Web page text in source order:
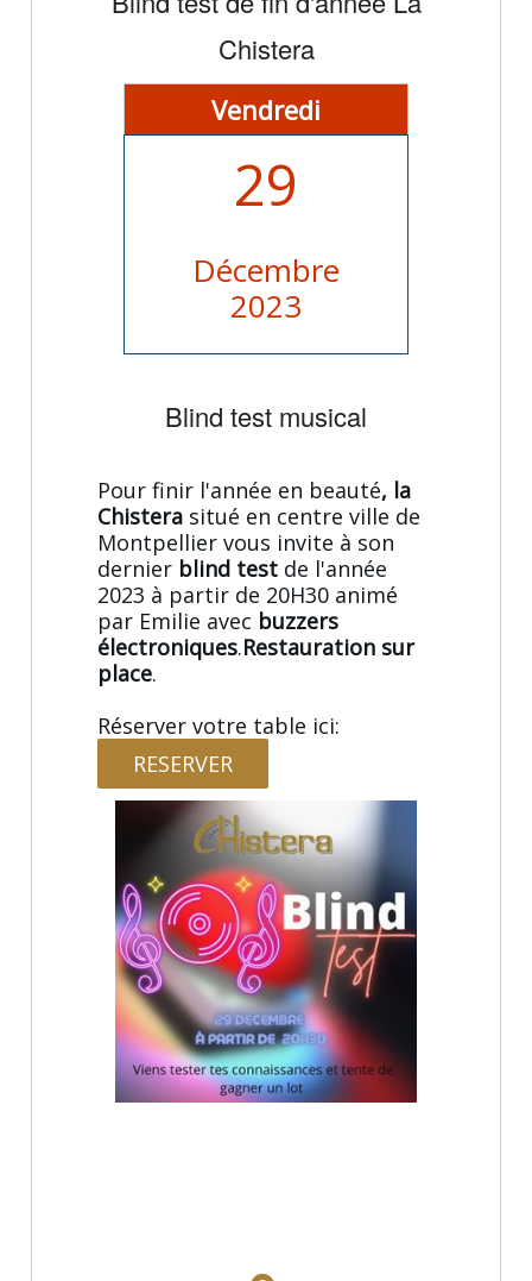
Chistera
Vendredi
29
Décembre
2023
Blind test musical
Pour finir l'année en beauté, la
Chistera situé en centre ville de
Montpellier vous invite à son
dernier blind test de l'année
2023 à partir de 20H30 animé
par Emilie avec buzzers
électroniques.Restauration sur
place.
Réserver votre table ici:
RESERVER